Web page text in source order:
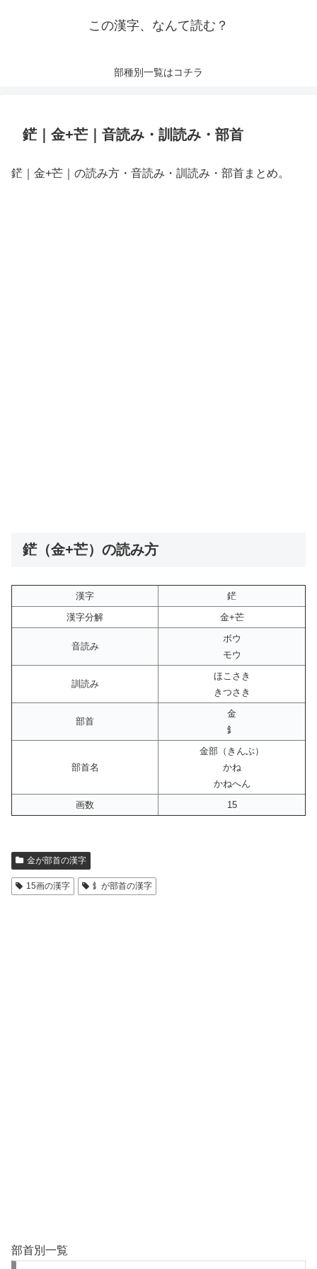
この漢字、なんて読む？
部種別一覧はコチラ
鋩｜金+芒｜音読み・訓読み・部首
鋩｜金+芒｜の読み方・音読み・訓読み・部首まとめ。
鋩（金+芒）の読み方
漢字
鋩
漢字分解
金+芒
音読み
ボウ
モウ
訓読み
ほこさき
きつさき
部首
金
釒
部首名
金部（きんぶ）
かね
かねへん
画数
15
金が部首の漢字
15画の漢字 釒が部首の漢字
部首別一覧